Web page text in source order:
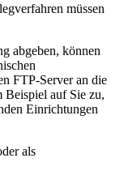
müssen
abgeben, können
FTP-Server an die
Beispiel auf Sie zu,
Einrichtungen
als